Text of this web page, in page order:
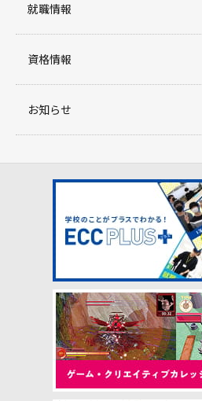
就職情報
資格情報
お知らせ